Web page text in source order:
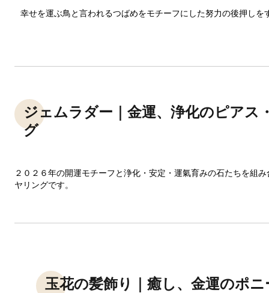
幸せを運ぶ鳥と言われるつばめをモチーフにした努力の後押しを
ジェムラダー｜金運、浄化のピアス
グ
２０２６年の開運モチーフと浄化・安定・運氣育みの石たちを組
ヤリングです。
玉花の髪飾り｜癒し、金運のポ